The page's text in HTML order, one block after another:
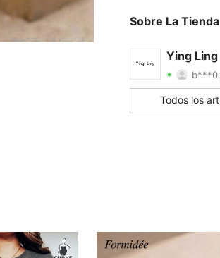
Sobre La Tienda
Ying Ling
b***0
4.59
4.59
4.59
Todos los